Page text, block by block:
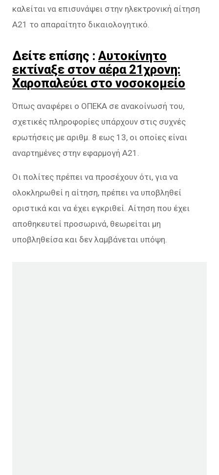
καλείται να επισυνάψει στην ηλεκτρονική αίτηση
Α21 το απαραίτητο δικαιολογητικό.
Δείτε επίσης : Αυτοκίνητο
εκτίναξε στον αέρα 21χρονη:
Χαροπαλεύει στο νοσοκομείο
Όπως αναφέρει ο ΟΠΕΚΑ σε ανακοίνωσή του,
σχετικές πληροφορίες υπάρχουν στις συχνές
ερωτήσεις με αριθμ. 8 εως 13, οι οποίες είναι
αναρτημένες στην εφαρμογή Α21.
Οι πολίτες πρέπει να προσέχουν ότι, για να
ολοκληρωθεί η αίτηση, πρέπει να υποβληθεί
οριστικά και να έχει εγκριθεί. Αίτηση που έχει
αποθηκευτεί προσωρινά, θεωρείται μη
υποβληθείσα και δεν λαμβάνεται υπόψη.